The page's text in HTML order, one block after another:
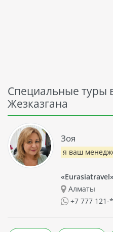
Специальные туры
Жезказгана
Зоя
я ваш
«Eurasiatravel»
Алматы
+7 777